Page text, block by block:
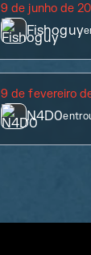
9 de junho de
Fishoguy
9 de fevereiro
N4D0